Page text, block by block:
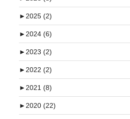
►2025 (2)
►2024 (6)
►2023 (2)
►2022 (2)
►2021 (8)
►2020 (22)